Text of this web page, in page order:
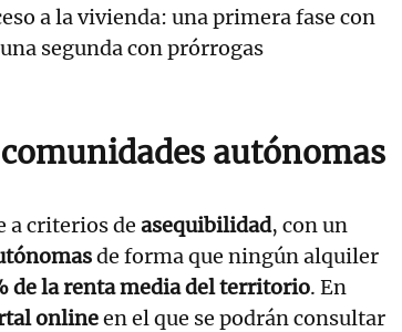
a la vivienda: una primera fase con
segunda con prórrogas
autónomas
a criterios de asequibilidad, con un
de forma que ningún alquiler
de la renta media del territorio. En
onlineen el que se podrán consultar